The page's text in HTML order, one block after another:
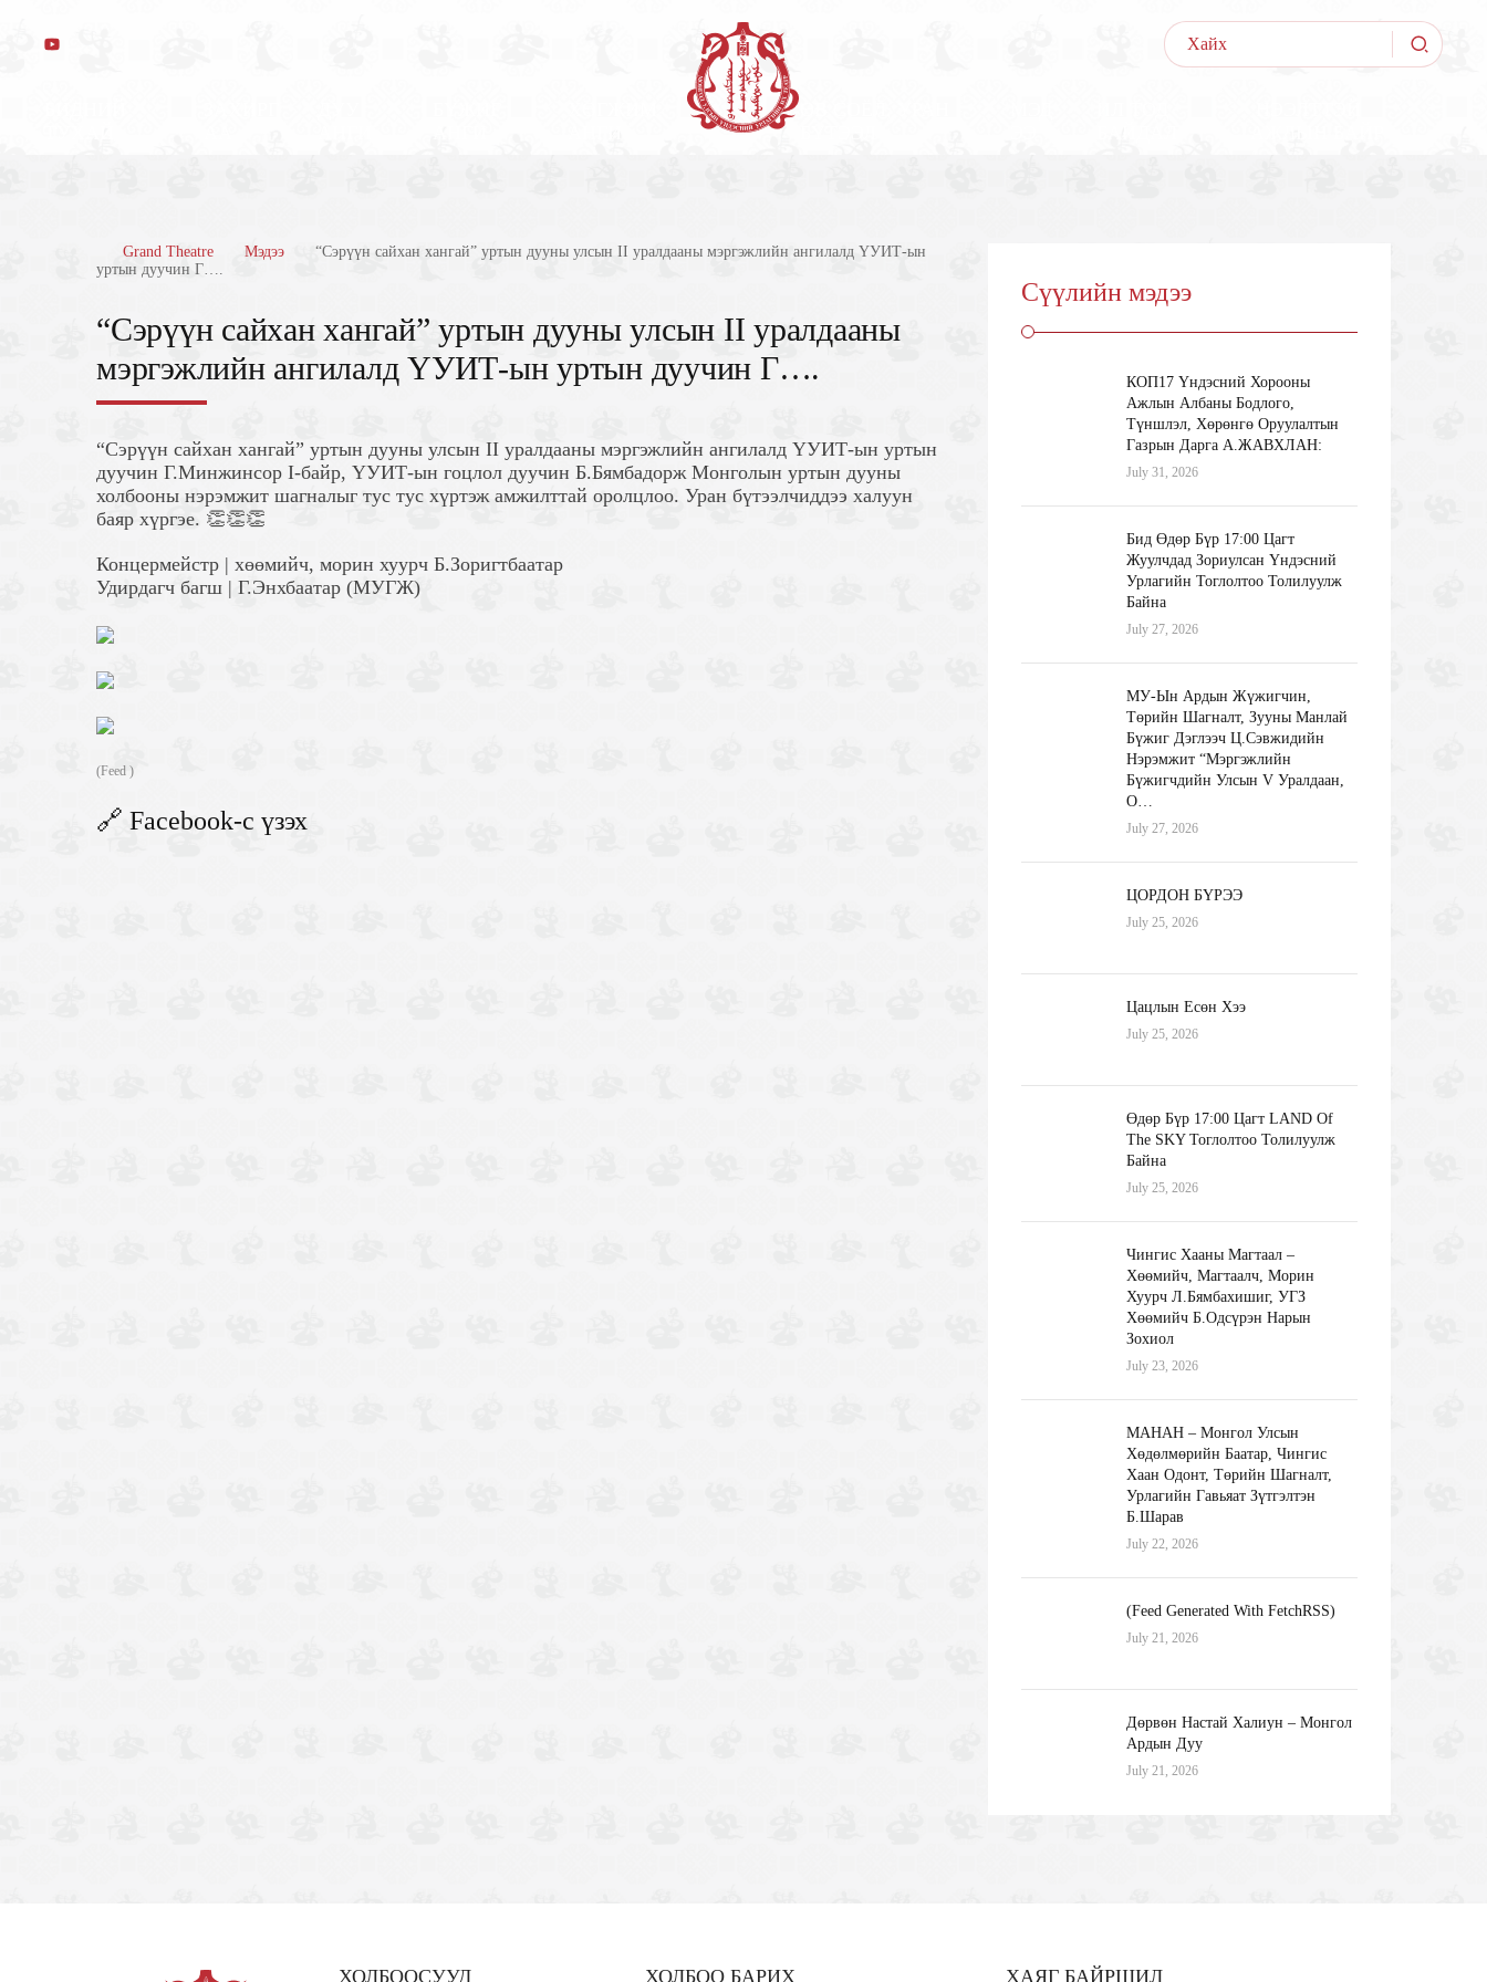
Grand Theatre Мэдээ
“Сэрүүн сайхан хангай” уртын дууны улсын II уралдааны мэргэжлийн ангилалд ҮУИТ-ын
уртын дуучин Г….
“Сэрүүн сайхан хангай” уртын дууны улсын II уралдааны
мэргэжлийн ангилалд ҮУИТ-ын уртын дуучин Г….
“Сэрүүн сайхан хангай” уртын дууны улсын II уралдааны мэргэжлийн ангилалд ҮУИТ-ын уртын
дуучин Г.Минжинсор I-байр, ҮУИТ-ын гоцлол дуучин Б.Бямбадорж Монголын уртын дууны
холбооны нэрэмжит шагналыг тус тус хүртэж амжилттай оролцлоо. Уран бүтээлчиддээ халуун
баяр хүргэе. 👏👏👏
Концермейстр | хөөмийч, морин хуурч Б.Зоригтбаатар
Удирдагч багш | Г.Энхбаатар (МУГЖ)
(Feed )
🔗 Facebook-с үзэх
Сүүлийн мэдээ
КОП17 Үндэсний Хорооны
Ажлын Албаны Бодлого,
Түншлэл, Хөрөнгө Оруулалтын
Газрын Дарга А.ЖАВХЛАН:
July 31, 2026
Бид Өдөр Бүр 17:00 Цагт
Жуулчдад Зориулсан Үндэсний
Урлагийн Тоглолтоо Толилуулж
Байна
July 27, 2026
МУ-Ын Ардын Жүжигчин,
Төрийн Шагналт, Зууны Манлай
Бүжиг Дэглээч Ц.Сэвжидийн
Нэрэмжит “Мэргэжлийн
Бүжигчдийн Улсын V Уралдаан,
О…
July 27, 2026
ЦОРДОН БҮРЭЭ
July 25, 2026
Цацлын Есөн Хээ
July 25, 2026
Өдөр Бүр 17:00 Цагт LAND Of
The SKY Тоглолтоо Толилуулж
Байна
July 25, 2026
Чингис Хааны Магтаал –
Хөөмийч, Магтаалч, Морин
Хуурч Л.Бямбахишиг, УГЗ
Хөөмийч Б.Одсүрэн Нарын
Зохиол
July 23, 2026
МАНАН – Монгол Улсын
Хөдөлмөрийн Баатар, Чингис
Хаан Одонт, Төрийн Шагналт,
Урлагийн Гавьяат Зүтгэлтэн
Б.Шарав
July 22, 2026
(Feed Generated With FetchRSS)
July 21, 2026
Дөрвөн Настай Халиун – Монгол
Ардын Дуу
July 21, 2026
ХОЛБООСУУД ХОЛБОО БАРИХ ХАЯГ БАЙРШИЛ